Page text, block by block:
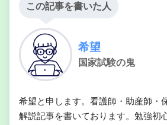
この記事を書いた人
希望
国家試験の鬼
希望と申します。看護師・助産師・
解説記事を書いております。勉強初